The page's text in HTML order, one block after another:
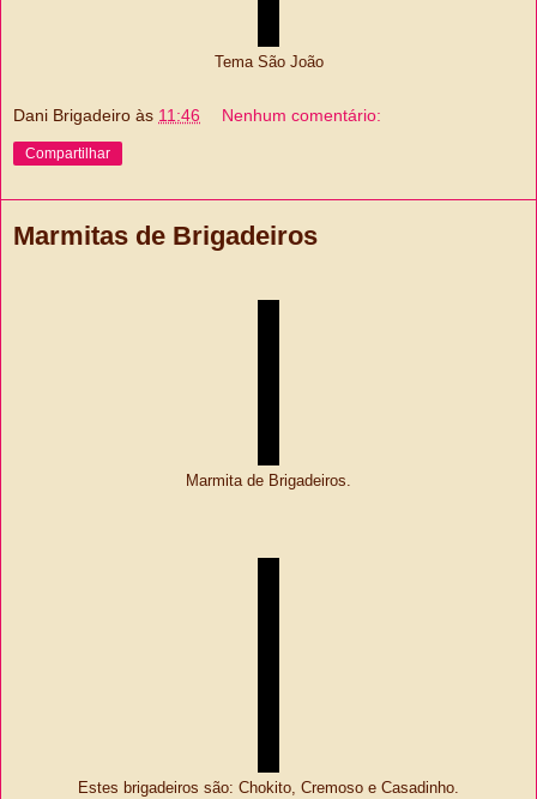
Tema São João
Dani Brigadeiro às 11:46 Nenhum comentário:
Compartilhar
Marmitas de Brigadeiros
Marmita de Brigadeiros.
Estes brigadeiros são: Chokito, Cremoso e Casadinho.